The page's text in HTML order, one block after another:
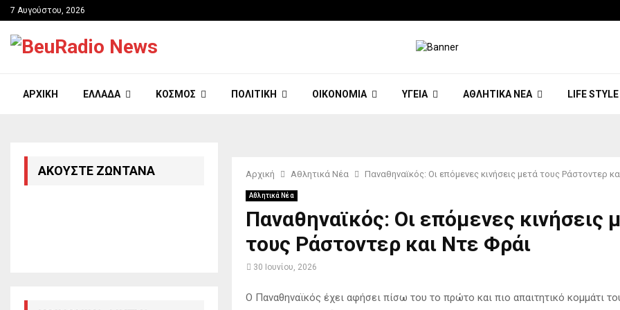
7 Αυγούστου, 2026
ΑΡΧΙΚΉ ΕΛΛΆΔΑ ΚΌΣΜΟΣ ΠΟΛΙΤΙΚΉ ΟΙΚΟΝΟΜΊΑ ΥΓΕΊΑ ΑΘΛΗΤΙΚΆ ΝΈΑ LIFE STYLE
Αρχική Αθλητικά Νέα Παναθηναϊκός: Οι επόμενες κινήσεις μετά τους Ράστοντερ
Αθλητικά Νέα
Παναθηναϊκός: Οι επόμενες κινήσεις
τους Ράστοντερ και Ντε Φράι
30 Ιουνίου, 2026
Ο Παναθηναϊκός έχει αφήσει πίσω του το πρώτο και πιο απαιτητικό κομμάτι
ΑΚΟΎΣΤΕ ΖΩΝΤΑΝΆ